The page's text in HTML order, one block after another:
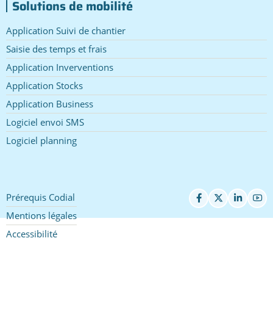
Solutions de mobilité
Application Suivi de chantier
Saisie des temps et frais
Application Inverventions
Application Stocks
Application Business
Logiciel envoi SMS
Logiciel planning
Pied
de
page
Prérequis Codial
Mentions légales
Accessibilité